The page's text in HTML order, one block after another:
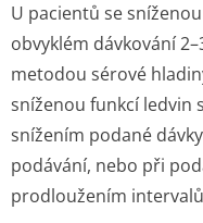
U pacientů se
obvyklém dávkování
metodou sérové
sníženou funkcí ledvin
snížením podané
podávání, nebo při
prodloužením